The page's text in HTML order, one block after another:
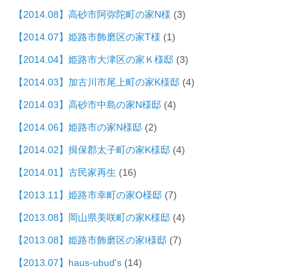
【2014.08】高砂市阿弥陀町の家N様 (3)
【2014.07】姫路市飾磨区の家T様 (1)
【2014.04】姫路市大津区の家Ｋ様邸 (3)
【2014.03】加古川市尾上町の家K様邸 (4)
【2014.03】高砂市中島の家N様邸 (4)
【2014.06】姫路市の家N様邸 (2)
【2014.02】揖保郡太子町の家K様邸 (4)
【2014.01】古民家再生 (16)
【2013.11】姫路市幸町の家O様邸 (7)
【2013.08】岡山県美咲町の家K様邸 (4)
【2013.08】姫路市飾磨区の家I様邸 (7)
【2013.07】haus-ubud's (14)